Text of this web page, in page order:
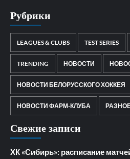
Рубрики
LEAGUES & CLUBS TEST SERIES
TRENDING НОВОСТИ
НОВОСТИ БЕЛОРУССКОГО ХОККЕЯ
НОВОСТИ ФАРМ-КЛУБА
Свежие записи
ХК «Сибирь»: расписание